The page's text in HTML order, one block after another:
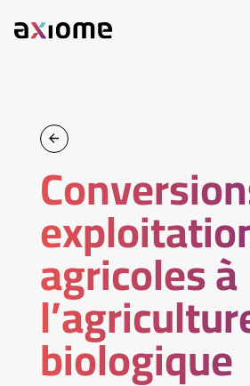
agricoles à
biologique